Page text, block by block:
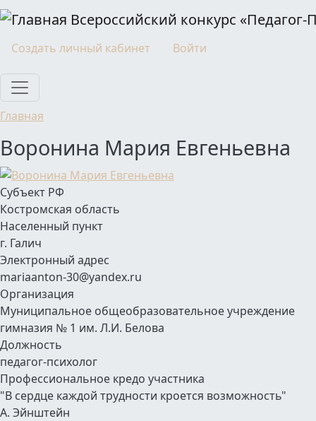
Перейти к основному содержанию
Всероссийский конкурс «Педагог-
Моя учетная запись
Создать личный кабинет Войти
Главная
Воронина Мария Евгеньевна
Субъект РФ
Костромская область
Населенный пункт
г. Галич
Электронный адрес
mariaanton-30@yandex.ru
Организация
Муниципальное общеобразовательное учреждение
гимназия № 1 им. Л.И. Белова
Должность
педагог-психолог
Профессиональное кредо участника
"В сердце каждой трудности кроется возможность"
А. Эйнштейн